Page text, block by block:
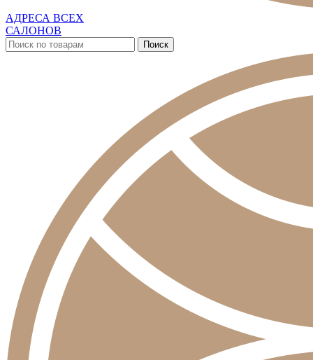
АДРЕСА ВСЕХ
САЛОНОВ